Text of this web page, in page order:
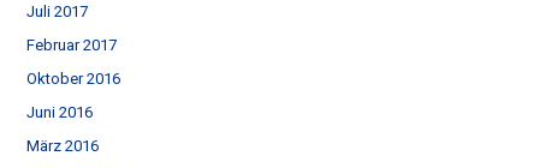
Juli 2017
Februar 2017
Oktober 2016
Juni 2016
März 2016